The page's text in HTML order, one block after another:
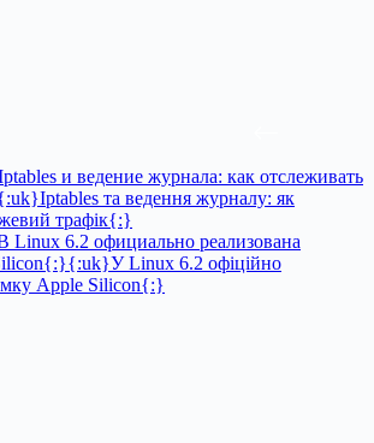
и ведение журнала: как отслеживать
та ведення журналу: як
трафік{:}
Linux 6.2 официально реализована
Linux 6.2 офіційно
Apple Silicon{:}